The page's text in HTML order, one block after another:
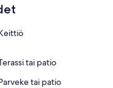
tai patio
tai patio